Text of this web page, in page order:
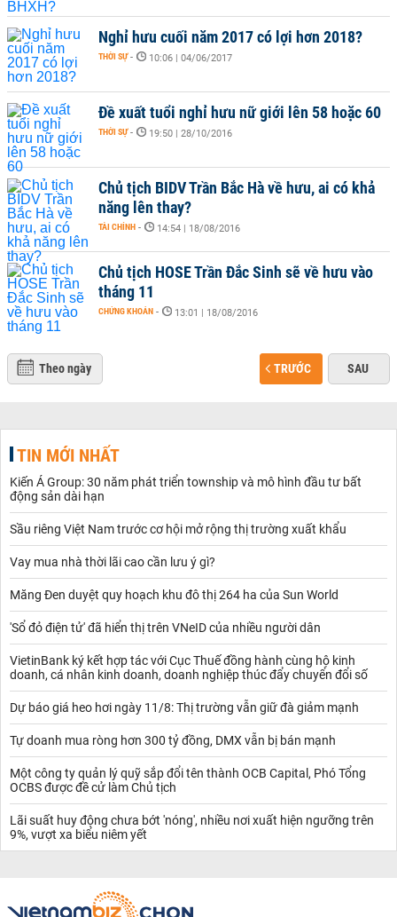
Nghỉ hưu cuối năm 2017 có lợi hơn 2018?
THỜI SỰ - 10:06 | 04/06/2017
Đề xuất tuổi nghỉ hưu nữ giới lên 58 hoặc 60
THỜI SỰ - 19:50 | 28/10/2016
Chủ tịch BIDV Trần Bắc Hà về hưu, ai có khả
năng lên thay?
TÀI CHÍNH - 14:54 | 18/08/2016
Chủ tịch HOSE Trần Đắc Sinh sẽ về hưu vào
tháng 11
CHỨNG KHOÁN - 13:01 | 18/08/2016
Theo ngày TRƯỚC SAU
TIN MỚI NHẤT
Kiến Á Group: 30 năm phát triển township và mô hình đầu tư bất
động sản dài hạn
Sầu riêng Việt Nam trước cơ hội mở rộng thị trường xuất khẩu
Vay mua nhà thời lãi cao cần lưu ý gì?
Măng Đen duyệt quy hoạch khu đô thị 264 ha của Sun World
'Sổ đỏ điện tử' đã hiển thị trên VNeID của nhiều người dân
VietinBank ký kết hợp tác với Cục Thuế đồng hành cùng hộ kinh
doanh, cá nhân kinh doanh, doanh nghiệp thúc đẩy chuyển đổi số
Dự báo giá heo hơi ngày 11/8: Thị trường vẫn giữ đà giảm mạnh
Tự doanh mua ròng hơn 300 tỷ đồng, DMX vẫn bị bán mạnh
Một công ty quản lý quỹ sắp đổi tên thành OCB Capital, Phó Tổng
OCBS được đề cử làm Chủ tịch
Lãi suất huy động chưa bớt 'nóng', nhiều nơi xuất hiện ngưỡng trên
9%, vượt xa biểu niêm yết